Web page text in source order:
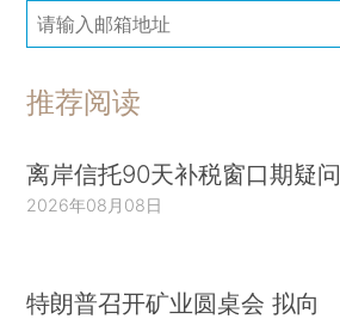
推荐阅读
离岸信托90天补税窗口期疑问
2026年08月08日
特朗普召开矿业圆桌会 拟向